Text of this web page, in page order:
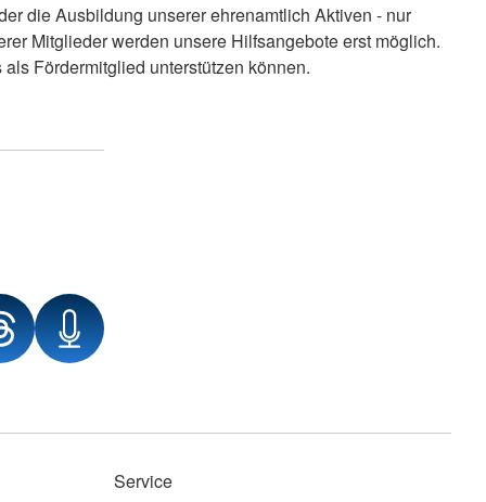
die Ausbildung unserer ehrenamtlich Aktiven - nur
Mitglieder werden unsere Hilfsangebote erst möglich.
Fördermitglied unterstützen können.
Service